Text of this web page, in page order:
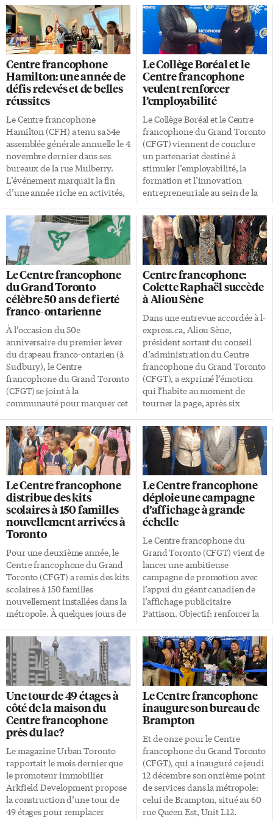
Centre francophone
Hamilton: une année de
défis relevés et de belles
réussites
Le Centre francophone
Hamilton (CFH) a tenu sa 54e
assemblée générale annuelle le 4
novembre dernier dans ses
bureaux de la rue Mulberry.
L’événement marquait la fin
d’une année riche en activités,
relevés avec détermination.
Malgré la baisse des
subventions et la hausse des
coûts de fonctionnement,
l’organisme a su maintenir une
programmation variée et de
grande qualité, tout en
renforçant son impact culturel
et communautaire. La
présidente Anika Kuhnert a
salué le travail de l’équipe.
«Malgré ces contraintes, notre
équipe du tonnerre a fait
preuve d’un engagement et
d’une créativité remarquables
pour maintenir […]
Le Collège Boréal et le
Centre francophone
veulent renforcer
l’employabilité
Le Collège Boréal et le Centre
francophone du Grand Toronto
(CFGT) viennent de conclure
un partenariat destiné à
stimuler l’employabilité, la
formation et l’innovation
entrepreneuriale au sein de la
la région. L’entente s’adresse
aux gens qui cherchent des
services sociaux, ainsi qu’à des
chercheurs d’emplois, qu’ils
soient nouveaux arrivants,
jeunes diplômés ou en
reconversion professionnelle. À
en croire les responsables des
deux organismes, cette entente
repose sur une volonté
commune d’optimiser les
ressources et de coordonner les
efforts afin de mieux répondre
aux besoins sans cesse
croissants des francophones de
la région du Grand Toronto en
matière […]
Le Centre francophone
du Grand Toronto
célèbre 50 ans de fierté
franco-ontarienne
À l’occasion du 50e
anniversaire du premier lever
du drapeau franco-ontarien (à
Sudbury), le Centre
francophone du Grand Toronto
(CFGT) se joint à la
communauté pour marquer cet
25 septembre. «Symbole d’unité
et de résilience, le drapeau vert
et blanc incarne depuis 1975 la
détermination des Franco-
Ontariennes et Franco-
Ontariens à préserver leur
langue, leur culture et leurs
droits», indique la PDG Estelle
Duchon. «Le drapeau franco-
ontarien nous rappelle d’où
nous venons et nous inspire à
bâtir un avenir plus fort et plus
inclusif. Chaque jour, notre
équipe travaille à rendre le
français vivant et accessible à
[…]
Centre francophone:
Colette Raphaël succède
à Aliou Sène
Dans une entrevue accordée à l-
express.ca, Aliou Sène,
président sortant du conseil
d’administration du Centre
francophone du Grand Toronto
(CFGT), a exprimé l’émotion
qui l’habite au moment de
tourner la page, après six
service de l’organisme. Selon
lui, le CFGT se trouve
aujourd’hui dans une position
«solide», jouissant d’une
visibilité croissante et affirmant
de plus en plus son rôle de
leadership au sein de la
francophonie ontarienne.
«Quand on parle du CFGT, on
parle d’un leadership qui
s’exerce non seulement dans le
Grand Toronto, mais également
à l’échelle provinciale»,
souligne Aliou Sène en marge
de l’assemblée générale […]
Le Centre francophone
distribue des kits
scolaires à 150 familles
nouvellement arrivées à
Toronto
Pour une deuxième année, le
Centre francophone du Grand
Toronto (CFGT) a remis des kits
scolaires à 150 familles
nouvellement installées dans la
métropole. À quelques jours de
est organisée en partenariat
avec l’Association des
enseignantes et des enseignants
franco-ontariens (AEFO). Une
trentaine de participants, dont
une dizaine de familles
bénéficiaires, ont répondu
présents à la première des trois
remises officielles de ces kits, ce
19 août au siège social du CFGT
au centre-ville. On se déplaçait
au bureau de Mississauga le 20
août, et le 22 août à celui de
Scarborough. 150 familles
«Aujourd’hui, nous […]
Le Centre francophone
déploie une campagne
d’affichage à grande
échelle
Le Centre francophone du
Grand Toronto (CFGT) vient de
lancer une ambitieuse
campagne de promotion avec
l’appui du géant canadien de
l’affichage publicitaire
Pattison. Objectif: renforcer la
braquer les projecteurs sur
l’impact concret de ses actions
auprès de la population
francophone du Grand
Toronto. Trouver sa place.
Ensemble., c’est le slogan choisi
par les responsables de la
nouvelle campagne publicitaire
du CFGT. Il s’agit d’affiches
extérieures qui seront visibles
notamment dans les transports
en commun et sur les panneaux
urbains, avec pour objectif
déclaré, rapprocher les Franco-
Torontois des services du
Une tour de 49 étages à
côté de la maison du
Centre francophone
près du lac?
Le magazine Urban Toronto
rapportait le mois dernier que
le promoteur immobilier
Arkfield Development propose
la construction d’une tour de
49 étages pour remplacer
Le Centre francophone
inaugure son bureau de
Brampton
Et de onze pour le Centre
francophone du Grand Toronto
(CFGT), qui a inauguré ce jeudi
12 décembre son onzième point
de services dans la métropole:
celui de Brampton, situé au 60
rue Queen Est, Unit L12.